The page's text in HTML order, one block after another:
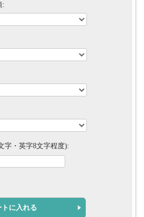
:
字・英字8文字程度):